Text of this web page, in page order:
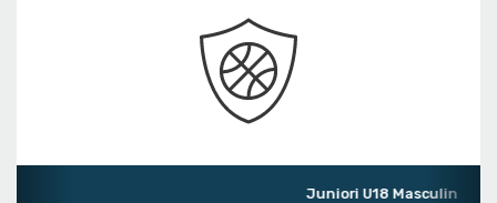
Juniori U18 Masculin